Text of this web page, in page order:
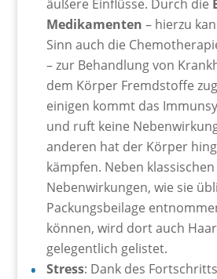
äußere Einflüsse. Durch die
Medikamenten – hierzu
Sinn auch die
– zur Behandlung von
dem Körper Fremdstoffe
einigen kommt das
und ruft keine
anderen hat der Körper
kämpfen. Neben klassischen
Nebenwirkungen, wie sie
Packungsbeilage
können, wird dort auch
gelegentlich gelistet.
Stress: Dank des